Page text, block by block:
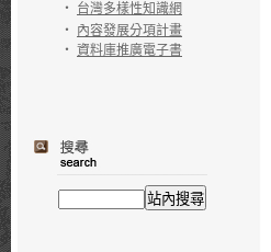
‧ 台灣多樣性知識網
‧ 內容發展分項計畫
‧ 資料庫推廣電子書